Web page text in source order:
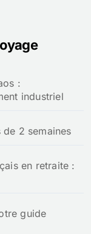
:
industriel
2 semaines
en retraite :
guide